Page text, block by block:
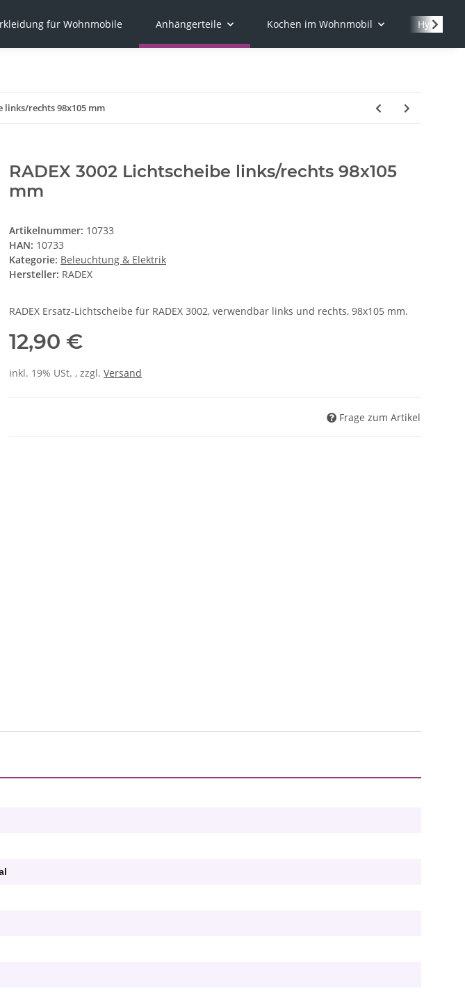
für Wohnmobile Anhängerteile Kochen im Wohnmobil Hydraulik
links/rechts 98x105 mm
RADEX 3002 Lichtscheibe links/rechts 98x105
mm
Artikelnummer: 10733
HAN: 10733
Kategorie: Beleuchtung & Elektrik
Hersteller: RADEX
RADEX Ersatz-Lichtscheibe für RADEX 3002, verwendbar links und rechts, 98x105 mm.
12,90 €
inkl. 19% USt. , zzgl. Versand
Frage zum Artikel